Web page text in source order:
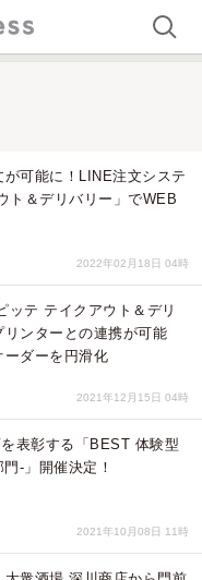
可能に！LINE注文システ
ト＆デリバリー」でWEB
2022年02月18日 04時
ッテ テイクアウト＆デリ
ンターとの連携が可能
ーダーを円滑化
2021年12月15日 04時
表彰する「BEST 体験型
-」開催決定！
2021年10月08日 11時